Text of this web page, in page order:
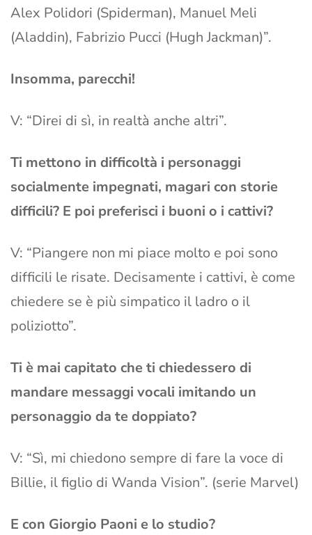
Alex Polidori (Spiderman), Manuel Meli
(Aladdin), Fabrizio Pucci (Hugh Jackman)”.
Insomma, parecchi!
V: “Direi di sì, in realtà anche altri”.
Ti mettono in difficoltà i personaggi
socialmente impegnati, magari con storie
difficili? E poi preferisci i buoni o i cattivi?
V: “Piangere non mi piace molto e poi sono
difficili le risate. Decisamente i cattivi, è come
chiedere se è più simpatico il ladro o il
poliziotto”.
Ti è mai capitato che ti chiedessero di
mandare messaggi vocali imitando un
personaggio da te doppiato?
V: “Sì, mi chiedono sempre di fare la voce di
Billie, il figlio di Wanda Vision”. (serie Marvel)
E con Giorgio Paoni e lo studio?